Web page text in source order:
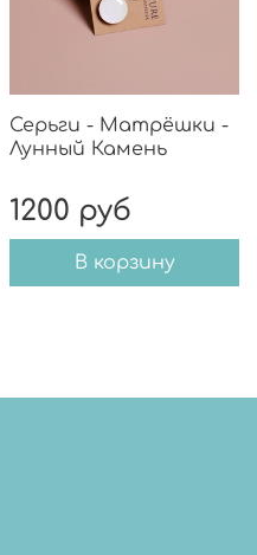
Серьги - Матрёшки -
Лунный Камень
1200 руб
В корзину